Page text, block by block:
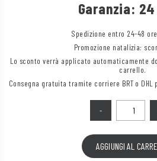
Garanzia:
Spedizione entro 24-48
Promozione natalizia:
Lo sconto verrà applicato automaticamente
carrello.
Consegna gratuita tramite corriere BRT o
AGGIUNGI AL